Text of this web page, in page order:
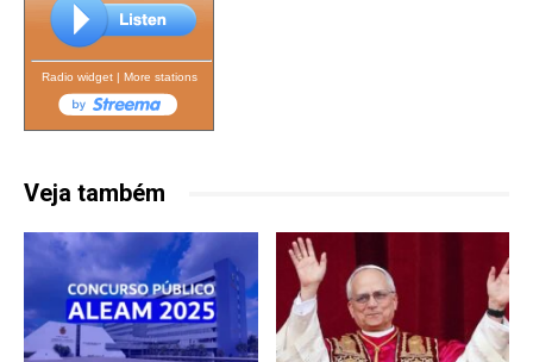
Radio widget| More stations
Veja também